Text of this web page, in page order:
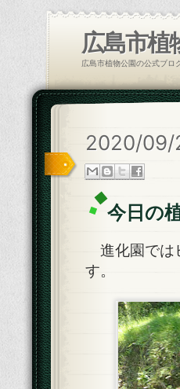
広島市植
広島市植物公園の公式ブロ
2020/09/
今日の
進化園では
す。